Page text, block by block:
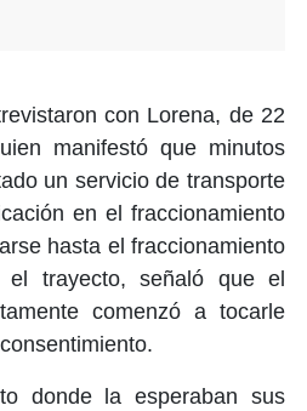
con Lorena, de 22
manifestó que minutos
un servicio de transporte
en el fraccionamiento
hasta el fraccionamiento
el trayecto, señaló que el
comenzó a tocarle
donde la esperaban sus